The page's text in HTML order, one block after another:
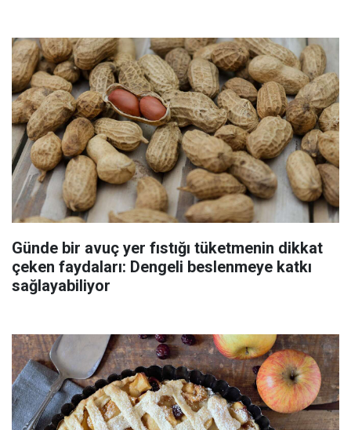
Günde bir avuç yer fıstığı tüketmenin dikkat
çeken faydaları: Dengeli beslenmeye katkı
sağlayabiliyor